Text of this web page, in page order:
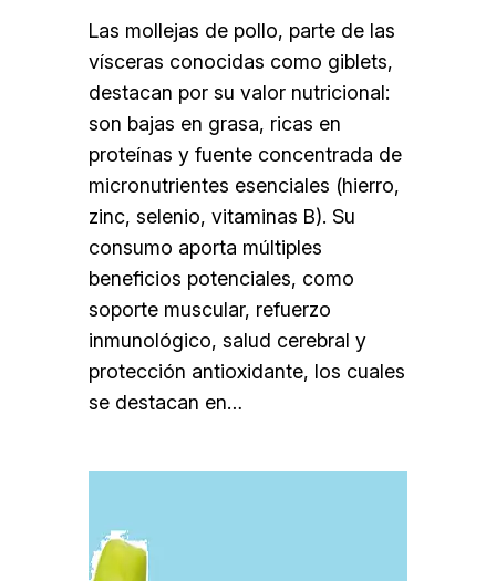
Las mollejas de pollo, parte de las
vísceras conocidas como giblets,
destacan por su valor nutricional:
son bajas en grasa, ricas en
proteínas y fuente concentrada de
micronutrientes esenciales (hierro,
zinc, selenio, vitaminas B). Su
consumo aporta múltiples
beneficios potenciales, como
soporte muscular, refuerzo
inmunológico, salud cerebral y
protección antioxidante, los cuales
se destacan en…